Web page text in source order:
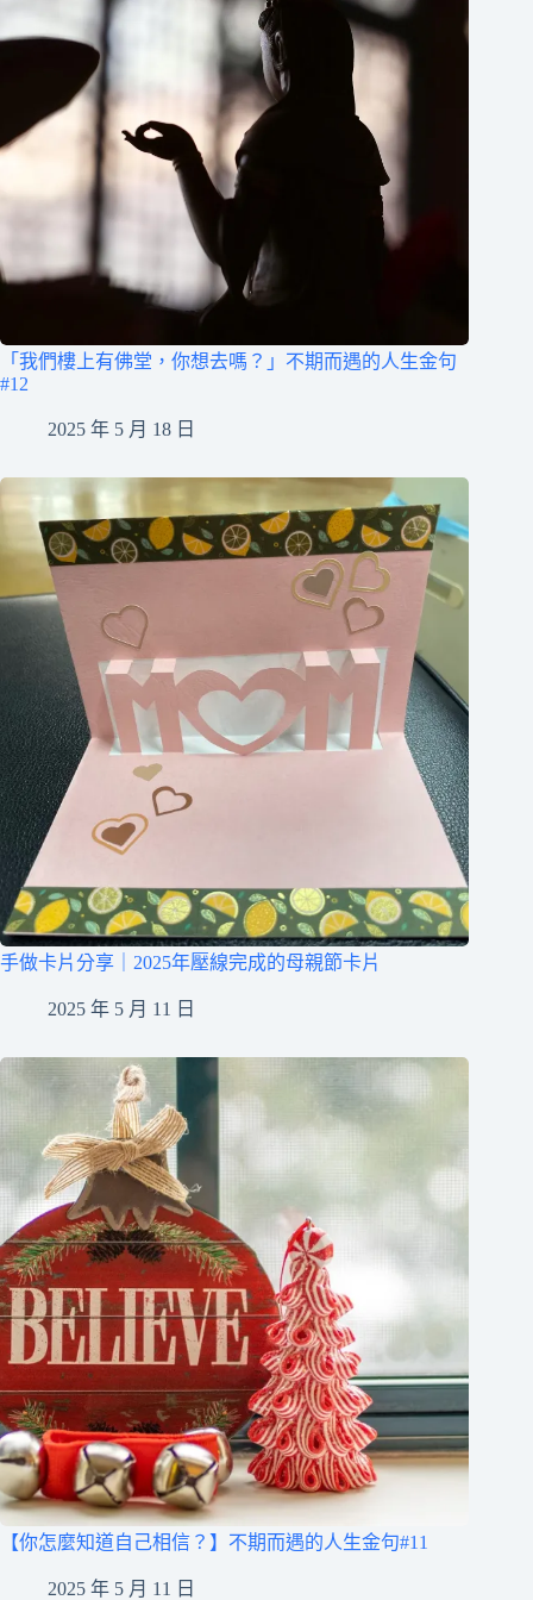
「我們樓上有佛堂，你想去嗎？」不期而遇的人生金句
#12
2025 年 5 月 18 日
手做卡片分享｜2025年壓線完成的母親節卡片
2025 年 5 月 11 日
【你怎麼知道自己相信？】不期而遇的人生金句#11
2025 年 5 月 11 日